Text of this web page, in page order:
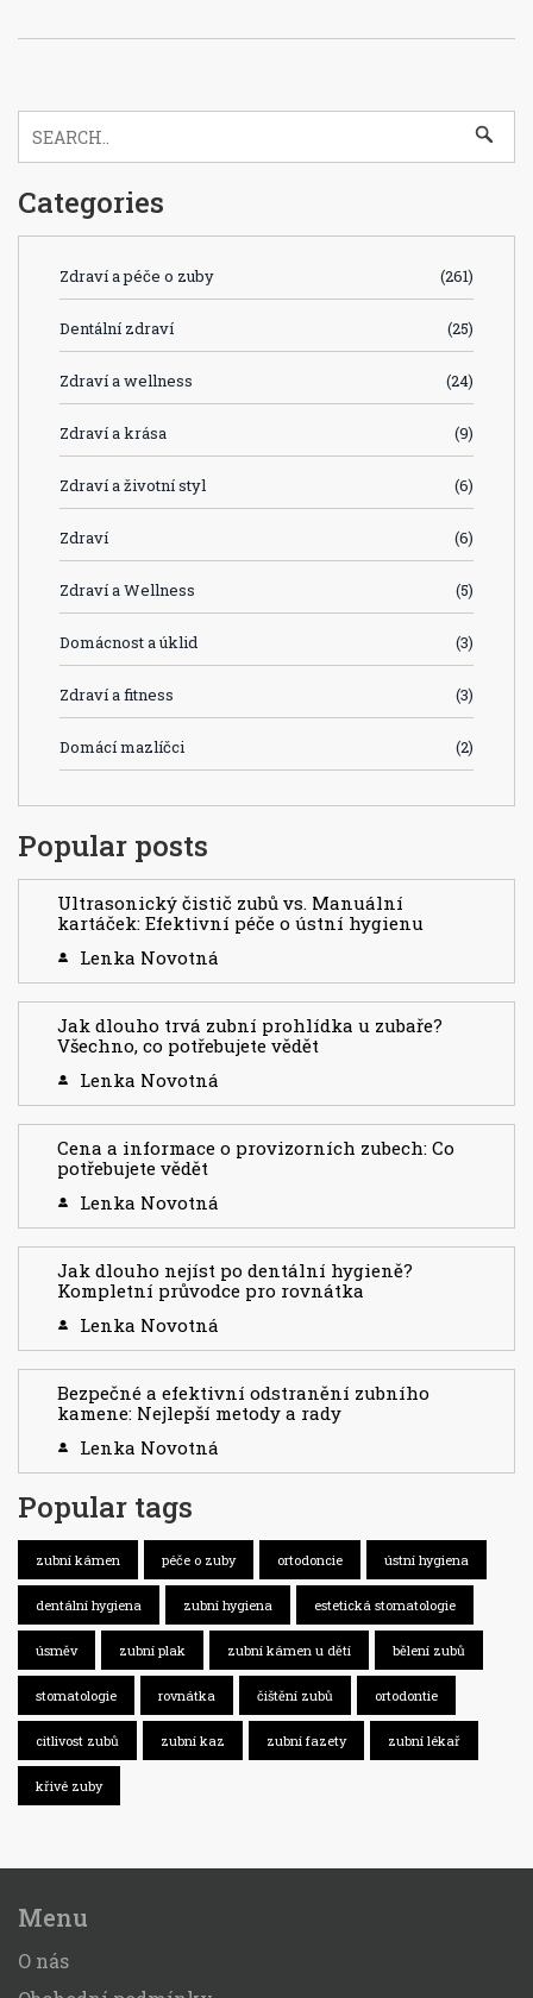
Categories
Zdraví a péče o zuby (261)
Dentální zdraví (25)
Zdraví a wellness (24)
Zdraví a krása (9)
Zdraví a životní styl (6)
Zdraví (6)
Zdraví a Wellness (5)
Domácnost a úklid (3)
Zdraví a fitness (3)
Domácí mazlíčci (2)
Popular posts
Ultrasonický čistič zubů vs. Manuální
kartáček: Efektivní péče o ústní hygienu
Lenka Novotná
Jak dlouho trvá zubní prohlídka u zubaře?
Všechno, co potřebujete vědět
Lenka Novotná
Cena a informace o provizorních zubech: Co
potřebujete vědět
Lenka Novotná
Jak dlouho nejíst po dentální hygieně?
Kompletní průvodce pro rovnátka
Lenka Novotná
Bezpečné a efektivní odstranění zubního
kamene: Nejlepší metody a rady
Lenka Novotná
Popular tags
zubní kámen péče o zuby ortodoncie ústní hygiena
dentální hygiena zubní hygiena estetická stomatologie
úsměv zubní plak zubní kámen u dětí bělení zubů
stomatologie rovnátka čištění zubů ortodontie
citlivost zubů zubní kaz zubní fazety zubní lékař
křivé zuby
Menu
O nás